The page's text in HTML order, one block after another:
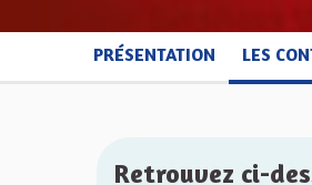
PRÉSENTATION LES
Retrouvez ci-